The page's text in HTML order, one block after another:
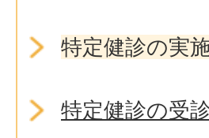
特定健診の実
特定健診の受